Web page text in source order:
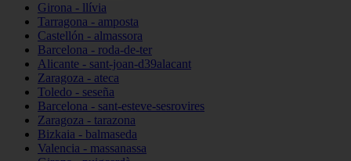
Girona - llívia
Tarragona - amposta
Castellón - almassora
Barcelona - roda-de-ter
Alicante - sant-joan-d39alacant
Zaragoza - ateca
Toledo - seseña
Barcelona - sant-esteve-sesrovires
Zaragoza - tarazona
Bizkaia - balmaseda
Valencia - massanassa